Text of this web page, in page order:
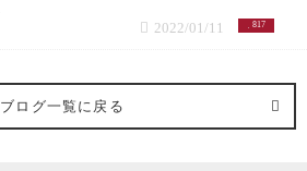
817
2022/01/11
ブログ一覧に戻る